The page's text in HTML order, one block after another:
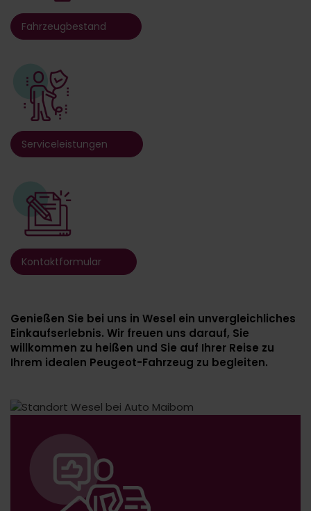
Fahrzeugbestand
Serviceleistungen
Kontaktformular
Genießen Sie bei uns in Wesel ein unvergleichliches
Einkaufserlebnis. Wir freuen uns darauf, Sie
willkommen zu heißen und Sie auf Ihrer Reise zu
Ihrem idealen Peugeot-Fahrzeug zu begleiten.